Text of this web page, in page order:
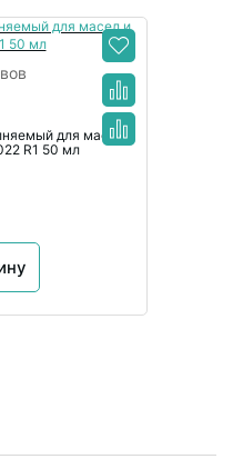
для масел
R1 50 мл